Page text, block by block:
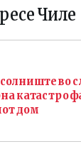
Чиле
во
дом